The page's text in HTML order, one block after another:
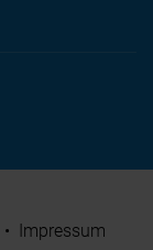
• Impressum